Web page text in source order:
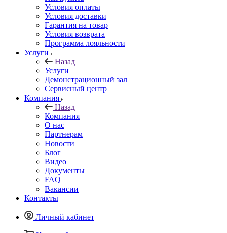
Условия оплаты
Условия доставки
Гарантия на товар
Условия возврата
Программа лояльности
Услуги
Назад
Услуги
Демонстрационный зал
Сервисный центр
Компания
Назад
Компания
О нас
Партнерам
Новости
Блог
Видео
Документы
FAQ
Вакансии
Контакты
Личный кабинет